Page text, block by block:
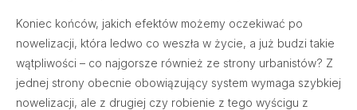
Koniec końców, jakich efektów możemy oczekiwać po
nowelizacji, która ledwo co weszła w życie, a już budzi takie
wątpliwości – co najgorsze również ze strony urbanistów? Z
jednej strony obecnie obowiązujący system wymaga szybkiej
nowelizacji, ale z drugiej czy robienie z tego wyścigu z